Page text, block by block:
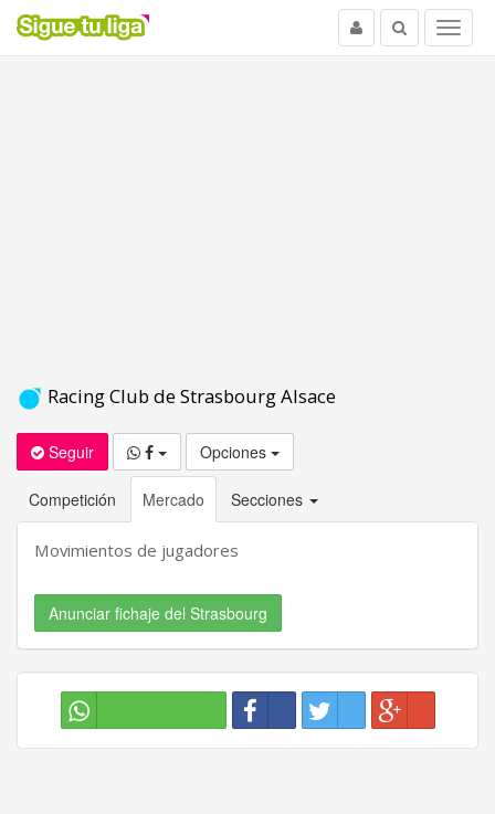
Menu
Buscar
Usuario
Racing Club de Strasbourg Alsace
Seguir Opciones
Competición Mercado Secciones
Movimientos de jugadores
Anunciar fichaje del Strasbourg